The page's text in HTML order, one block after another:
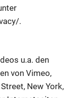
.
u.a. den
von Vimeo,
New York,